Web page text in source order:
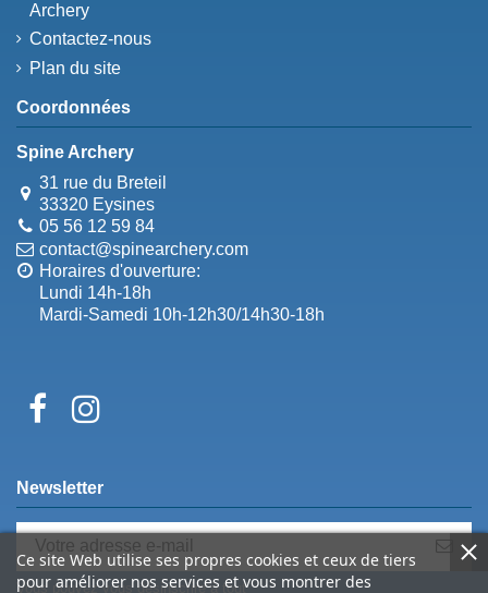
Archery
Contactez-nous
Plan du site
Coordonnées
Spine Archery
31 rue du Breteil
33320 Eysines
05 56 12 59 84
contact@spinearchery.com
Horaires d'ouverture:
Lundi 14h-18h
Mardi-Samedi 10h-12h30/14h30-18h
Ce site Web utilise ses propres cookies et ceux de tiers
pour améliorer nos services et vous montrer des
Newsletter
Vous pouvez vous désinscrire à tout